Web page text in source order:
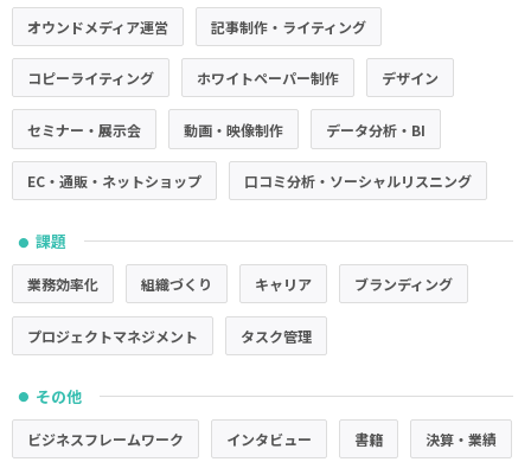
オウンドメディア運営 記事制作・ライティング
コピーライティング ホワイトペーパー制作 デザイン
セミナー・展示会 動画・映像制作 データ分析・BI
EC・通販・ネットショップ 口コミ分析・ソーシャルリスニング
● 課題
業務効率化 組織づくり キャリア ブランディング
プロジェクトマネジメント タスク管理
● その他
ビジネスフレームワーク インタビュー 書籍 決算・業績